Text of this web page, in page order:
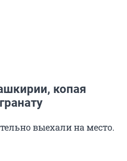
копая
выехали на место.